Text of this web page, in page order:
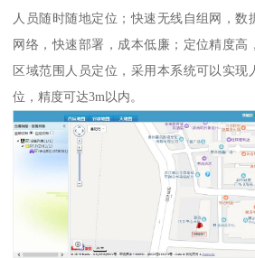
人员随时随地定位；快速无线自组网，数
网络，快速部署，成本低廉；定位精度高
区域范围人员定位，采用本系统可以实现
位，精度可达3m以内。